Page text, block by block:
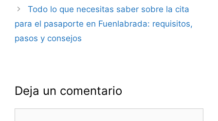
Todo lo que necesitas saber sobre la cita
para el pasaporte en Fuenlabrada: requisitos,
pasos y consejos
Deja un comentario